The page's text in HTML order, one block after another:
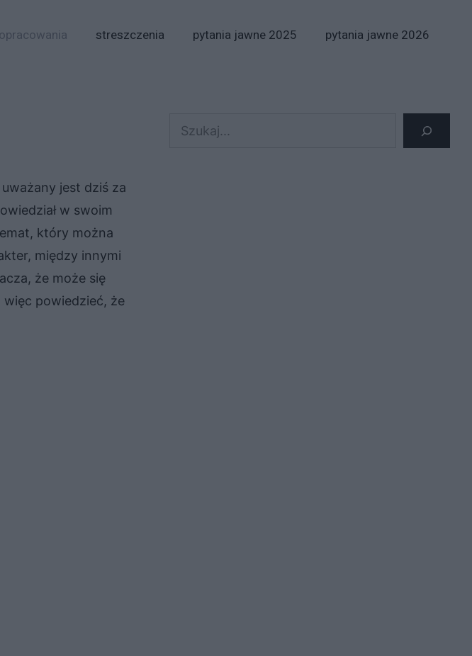
opracowania streszczenia pytania jawne 2025 pytania jawne 2026
jest dziś za
w swoim
który można
między innymi
że może się
powiedzieć, że
Szukaj